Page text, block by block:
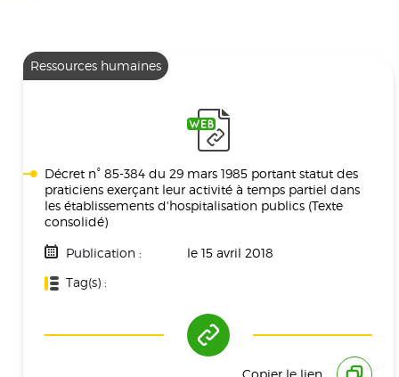
Ressources humaines
Décret n° 85-384 du 29 mars 1985 portant statut des
praticiens exerçant leur activité à temps partiel dans
les établissements d'hospitalisation publics (Texte
consolidé)
Publication :
le 15 avril 2018
Tag(s) :
Copier le lien